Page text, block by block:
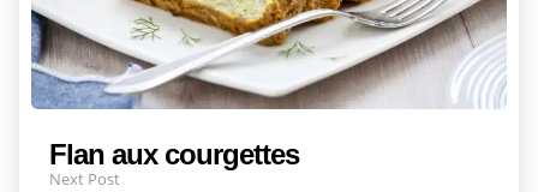
Flan aux courgettes
Next Post